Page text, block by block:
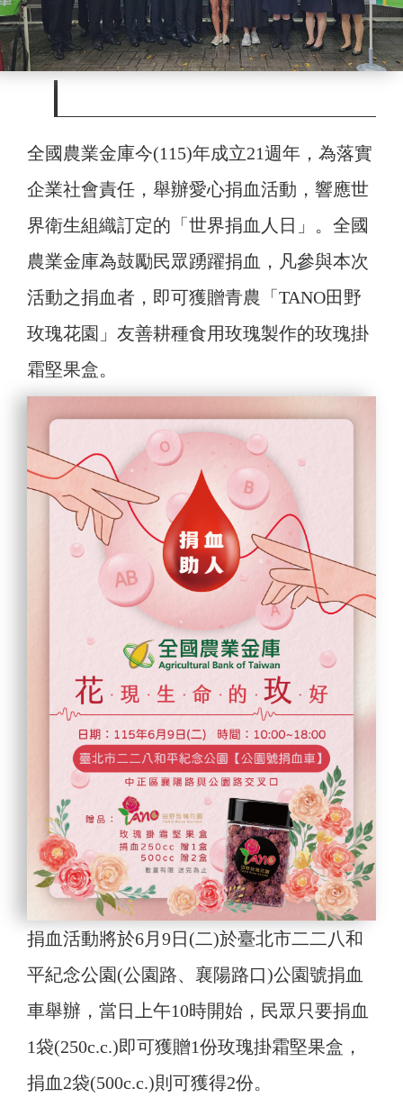
全國農業金庫今(115)年成立21週年，為落實
企業社會責任，舉辦愛心捐血活動，響應世
界衛生組織訂定的「世界捐血人日」。全國
農業金庫為鼓勵民眾踴躍捐血，凡參與本次
活動之捐血者，即可獲贈青農「TANO田野
玫瑰花園」友善耕種食用玫瑰製作的玫瑰掛
霜堅果盒。
捐血活動將於6月9日(二)於臺北市二二八和
平紀念公園(公園路、襄陽路口)公園號捐血
車舉辦，當日上午10時開始，民眾只要捐血
1袋(250c.c.)即可獲贈1份玫瑰掛霜堅果盒，
捐血2袋(500c.c.)則可獲得2份。